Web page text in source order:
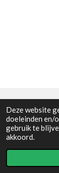
Deze website
doeleinden en/
gebruik te
akkoord.
Algemene
© 2021 - RC en